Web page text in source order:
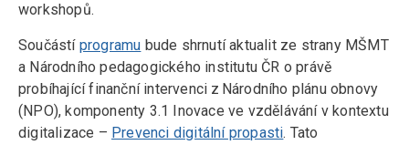
workshopů.
Součástí programu bude shrnutí aktualit ze strany MŠMT
a Národního pedagogického institutu ČR o právě
probíhající finanční intervenci z Národního plánu obnovy
(NPO), komponenty 3.1 Inovace ve vzdělávání v kontextu
digitalizace – Prevenci digitální propasti. Tato